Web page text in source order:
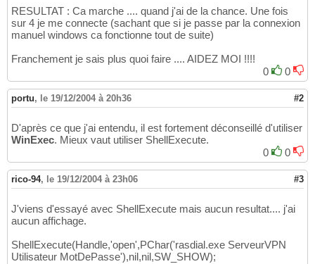
RESULTAT : Ca marche .... quand j'ai de la chance. Une fois
sur 4 je me connecte (sachant que si je passe par la connexion
manuel windows ca fonctionne tout de suite)
Franchement je sais plus quoi faire .... AIDEZ MOI !!!!
0
0
portu, le 19/12/2004 à 20h36 #2
D'après ce que j'ai entendu, il est fortement déconseillé d'utiliser
WinExec. Mieux vaut utiliser ShellExecute.
0
0
rico-94, le 19/12/2004 à 23h06 #3
J'viens d'essayé avec ShellExecute mais aucun resultat.... j'ai
aucun affichage.
ShellExecute(Handle,'open',PChar('rasdial.exe ServeurVPN
Utilisateur MotDePasse'),nil,nil,SW_SHOW);